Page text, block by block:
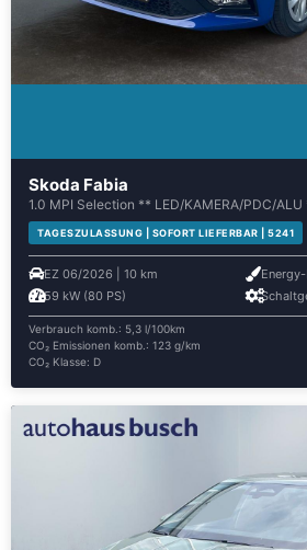
Skoda Fabia
1.0 MPI Selection ** LED/KAMERA/PDC/ALU
TAGESZULASSUNG | SOFORT LIEFERBAR | 5241
EZ 06/2026 | 10 km
59 kW (80 PS)
Verbrauch komb.: 5,3 l/100km
CO₂ Emissionen komb.: 123 g/km
CO₂ Klasse: D